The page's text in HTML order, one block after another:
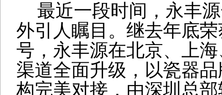
最近一段时间， 永丰
外引人瞩目。继去年底
号，永丰源在北京、上
渠道全面升级，以瓷器
构完美对接，由深圳总